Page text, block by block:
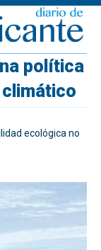
política
ecológica no